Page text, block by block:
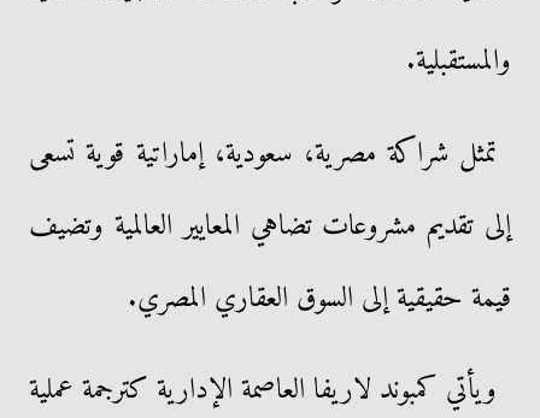
والمستقبلية.
تمثل شراكة مصرية، سعودية، إماراتية قوية تسعى
إلى تقديم مشروعات تضاهي المعايير العالمية وتضيف
قيمة حقيقية إلى السوق العقاري المصري.
ويأتي كمبوند لاريفا العاصمة الإدارية كترجمة عملية